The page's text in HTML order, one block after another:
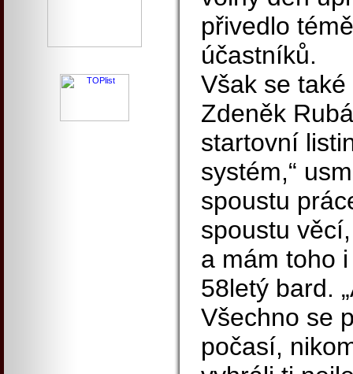
přivedlo
účastníků.
Však se
Zdeněk
startovní
systém,“
spoustu
spoustu
a mám toho
58letý bard.
Všechno se
počasí,